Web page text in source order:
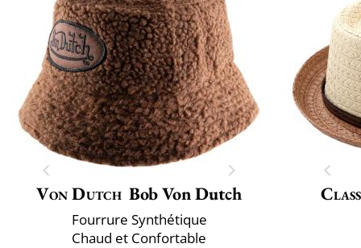
Von Dutch Bob Von Dutch
Fourrure Synthétique
Chaud et Confortable